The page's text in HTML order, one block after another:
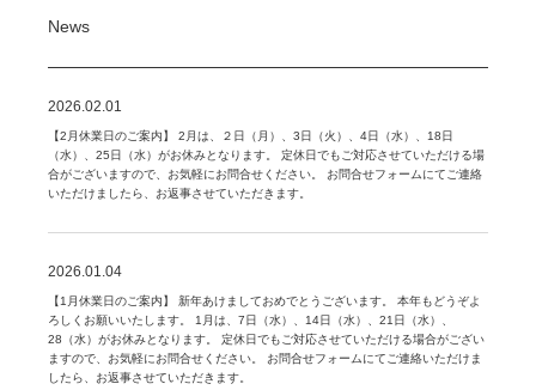
News
2026.02.01
【2月休業日のご案内】 2月は、２日（月）、3日（火）、4日（水）、18日
（水）、25日（水）がお休みとなります。 定休日でもご対応させていただける場
合がございますので、お気軽にお問合せください。 お問合せフォームにてご連絡
いただけましたら、お返事させていただきます。
2026.01.04
【1月休業日のご案内】 新年あけましておめでとうございます。 本年もどうぞよ
ろしくお願いいたします。 1月は、7日（水）、14日（水）、21日（水）、
28（水）がお休みとなります。 定休日でもご対応させていただける場合がござい
ますので、お気軽にお問合せください。 お問合せフォームにてご連絡いただけま
したら、お返事させていただきます。